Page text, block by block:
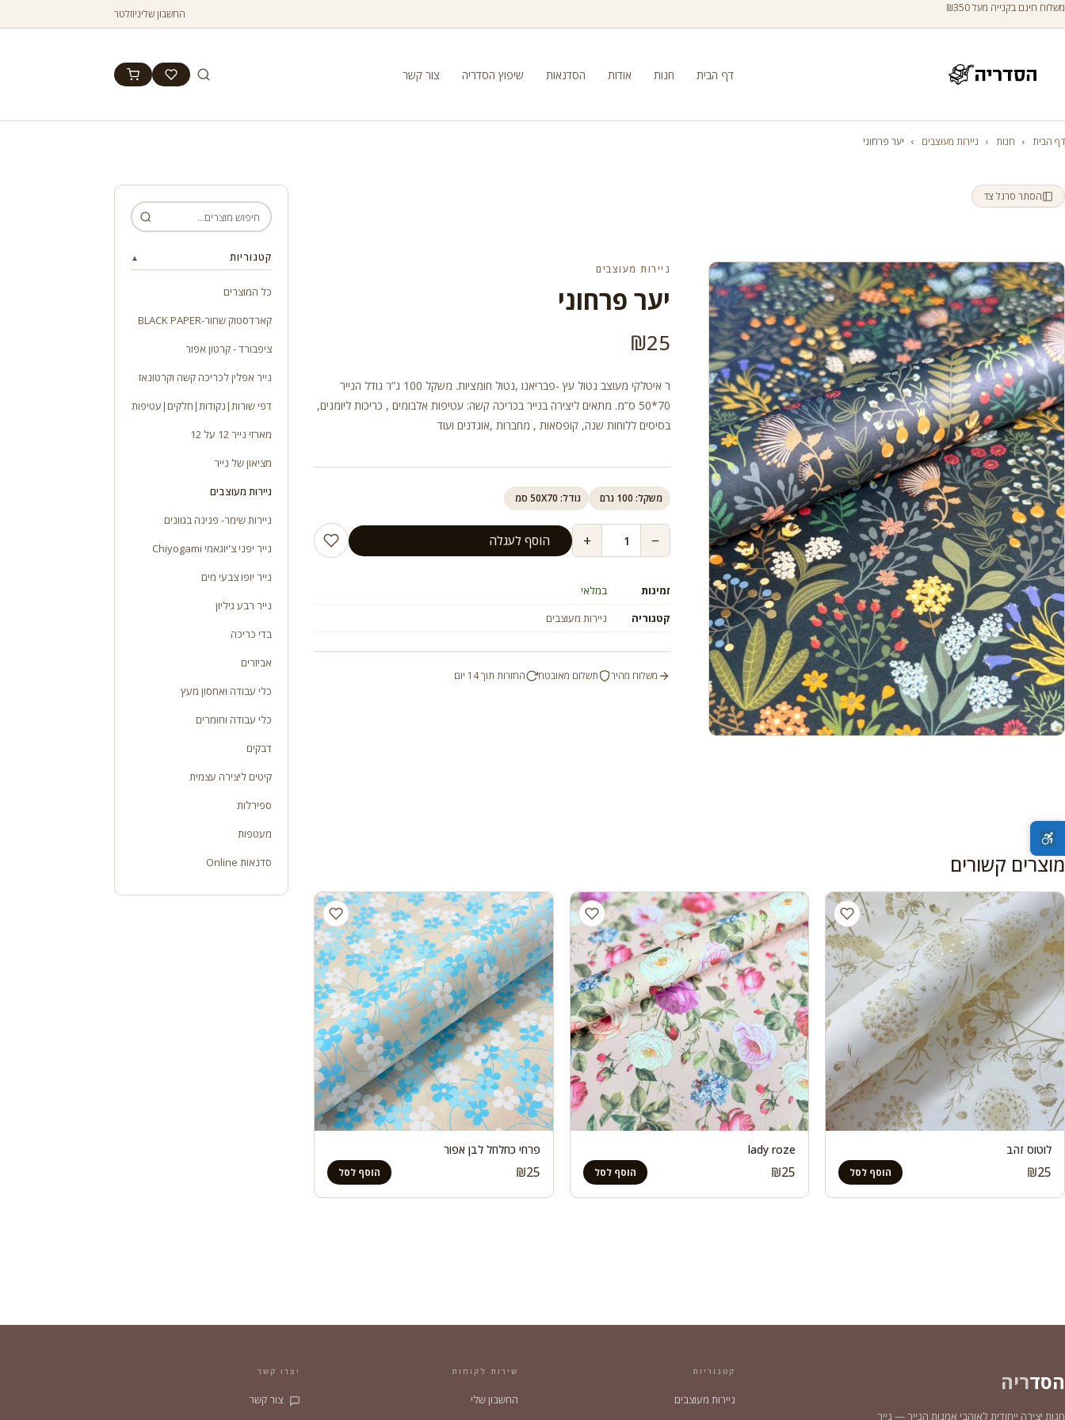
משלוח חינם בקנייה מעל ₪350 החשבון שליניוזלטר
דף הבית חנות אודות הסדנאות שיפוץ הסדריה צור קשר
דף הבית › חנות › ניירות מעוצבים › יער פרחוני
הסתר סרגל צד
ניירות מעוצבים
יער פרחוני
₪25
ר איטלקי מעוצב נטול עץ -פבריאנו ,נטול חומציות. משקל 100 ג”ר גודל הנייר
70*50 ס”מ. מתאים ליצירה בנייר בכריכה קשה: עטיפות אלבומים , כריכות ליומנים,
בסיסים ללוחות שנה, קופסאות , מחברות ,אוגדנים ועוד
משקל: 100 גרם גודל: 50X70 סמ
−
+ הוסף לעגלה
זמינות
במלאי
קטגוריה
ניירות מעוצבים
משלוח מהיר תשלום מאובטח החזרות תוך 14 יום
מוצרים קשורים
לוטוס זהב
₪25 הוסף לסל
lady roze
₪25 הוסף לסל
פרחי כחלחל לבן אפור
₪25 הוסף לסל
קטגוריות ▲
כל המוצרים
קארדסטוק שחור-BLACK PAPER
ציפבורד - קרטון אפור
נייר אפלין לכריכה קשה וקרטונאז
דפי שורות|נקודות|חלקים|עטיפות
מארזי נייר 12 על 12
מציאון של נייר
ניירות מעוצבים
ניירות שימר- פנינה בגוונים
נייר יפני צ'יוגאמי Chiyogami
נייר יופו צבעי מים
נייר רבע גיליון
בדי כריכה
אביזרים
כלי עבודה ואחסון מעץ
כלי עבודה וחומרים
דבקים
קיטים ליצירה עצמית
ספירלות
מעטפות
סדנאות Online
הסדריה
חנות יצירה ייחודית לאוהבי אמנות הנייר — נייר
קטגוריות
ניירות מעוצבים
שירות לקוחות
החשבון שלי
יצרו קשר
צור קשר